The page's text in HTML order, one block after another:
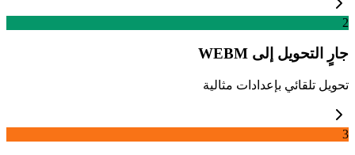
2
جارٍ التحويل إلى WEBM
تحويل تلقائي بإعدادات مثالية
3